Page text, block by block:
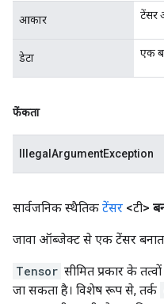
आकार टेंसर
डेटा एक
फेंकता
IllegalArgumentException
सार्वजनिक स्थैतिक टेंसर <टी>
जावा ऑब्जेक्ट से एक टेंसर
Tensor सीमित प्रकार के
जा सकता है। विशेष रूप से, तर्क